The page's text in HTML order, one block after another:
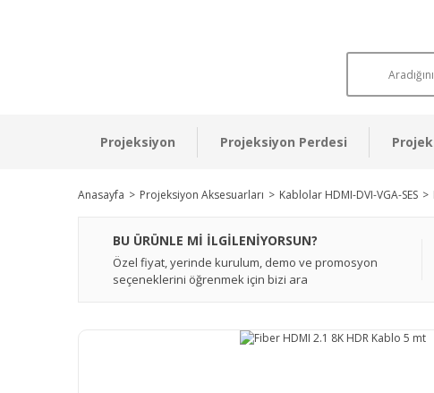
Projeksiyon Projeksiyon Perdesi
Anasayfa Projeksiyon Aksesuarları Kablolar HDMI-DVI-VGA-SES
BU ÜRÜNLE Mİ İLGİLENİYORSUN?
Özel fiyat, yerinde kurulum, demo ve promosyon
seçeneklerini öğrenmek için bizi ara